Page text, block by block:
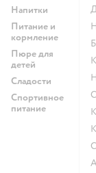
Напитки
Питание и
кормление
Пюре для
детей
Сладости
Спортивное
питание